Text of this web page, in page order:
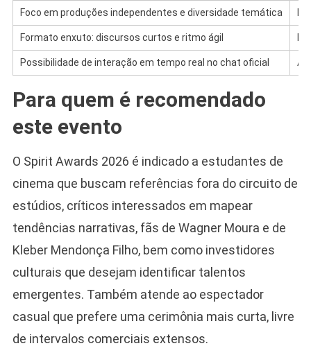
Foco em produções independentes e diversidade temática
Formato enxuto: discursos curtos e ritmo ágil
Possibilidade de interação em tempo real no chat oficial
Para quem é recomendado
este evento
O Spirit Awards 2026 é indicado a estudantes de
cinema que buscam referências fora do circuito de
estúdios, críticos interessados em mapear
tendências narrativas, fãs de Wagner Moura e de
Kleber Mendonça Filho, bem como investidores
culturais que desejam identificar talentos
emergentes. Também atende ao espectador
casual que prefere uma cerimônia mais curta, livre
de intervalos comerciais extensos.